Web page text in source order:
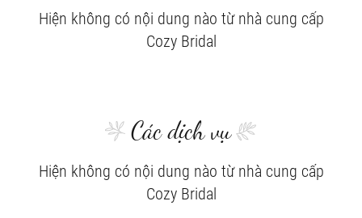
Hiện không có nội dung nào từ nhà cung cấp
Cozy Bridal
Các dịch vụ
Hiện không có nội dung nào từ nhà cung cấp
Cozy Bridal